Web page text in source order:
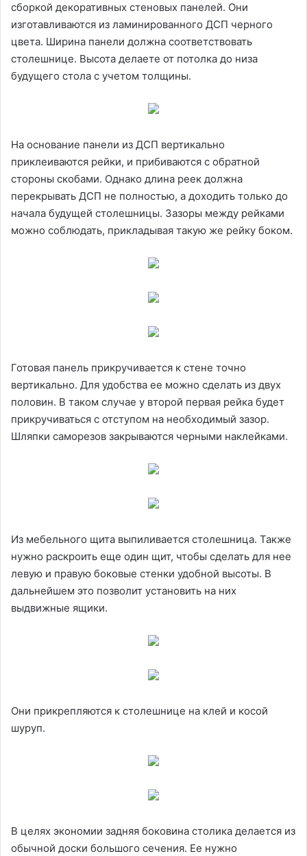
сборкой декоративных стеновых панелей. Они
изготавливаются из ламинированного ДСП черного
цвета. Ширина панели должна соответствовать
столешнице. Высота делаете от потолка до низа
будущего стола с учетом толщины.
На основание панели из ДСП вертикально
приклеиваются рейки, и прибиваются с обратной
стороны скобами. Однако длина реек должна
перекрывать ДСП не полностью, а доходить только до
начала будущей столешницы. Зазоры между рейками
можно соблюдать, прикладывая такую же рейку боком.
Готовая панель прикручивается к стене точно
вертикально. Для удобства ее можно сделать из двух
половин. В таком случае у второй первая рейка будет
прикручиваться с отступом на необходимый зазор.
Шляпки саморезов закрываются черными наклейками.
Из мебельного щита выпиливается столешница. Также
нужно раскроить еще один щит, чтобы сделать для нее
левую и правую боковые стенки удобной высоты. В
дальнейшем это позволит установить на них
выдвижные ящики.
Они прикрепляются к столешнице на клей и косой
шуруп.
В целях экономии задняя боковина столика делается из
обычной доски большого сечения. Ее нужно